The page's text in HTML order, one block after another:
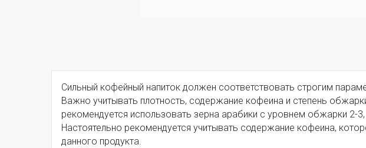
Сильный кофейный напиток должен соответствовать строгим
Важно учитывать плотность, содержание кофеина и степень
рекомендуется использовать зерна арабики с уровнем обжарки 2-
Настоятельно рекомендуется учитывать содержание кофеина,
данного продукта.